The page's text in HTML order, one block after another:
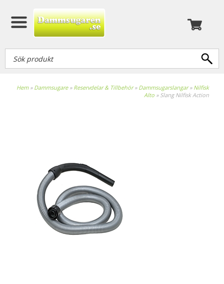
Hem» Dammsugare» Reservdelar & Tillbehör» Dammsugarslangar» Nilfisk
Alto » Slang Nilfisk Action